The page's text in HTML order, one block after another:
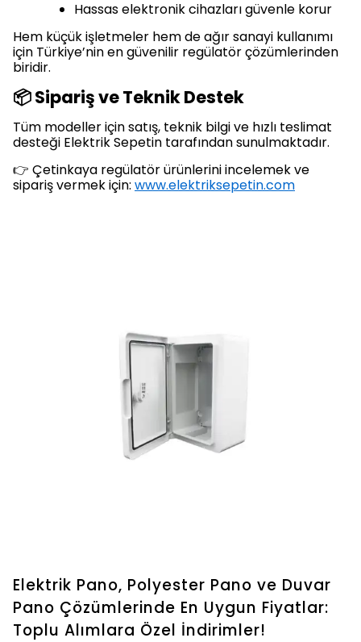
Hassas elektronik cihazları güvenle korur
Hem küçük işletmeler hem de ağır sanayi kullanımı
için Türkiye’nin en güvenilir regülatör çözümlerinden
biridir.
📦 Sipariş ve Teknik Destek
Tüm modeller için satış, teknik bilgi ve hızlı teslimat
desteği Elektrik Sepetin tarafından sunulmaktadır.
👉 Çetinkaya regülatör ürünlerini incelemek ve
sipariş vermek için: www.elektriksepetin.com
Elektrik Pano, Polyester Pano ve Duvar
Pano Çözümlerinde En Uygun Fiyatlar:
Toplu Alımlara Özel İndirimler!